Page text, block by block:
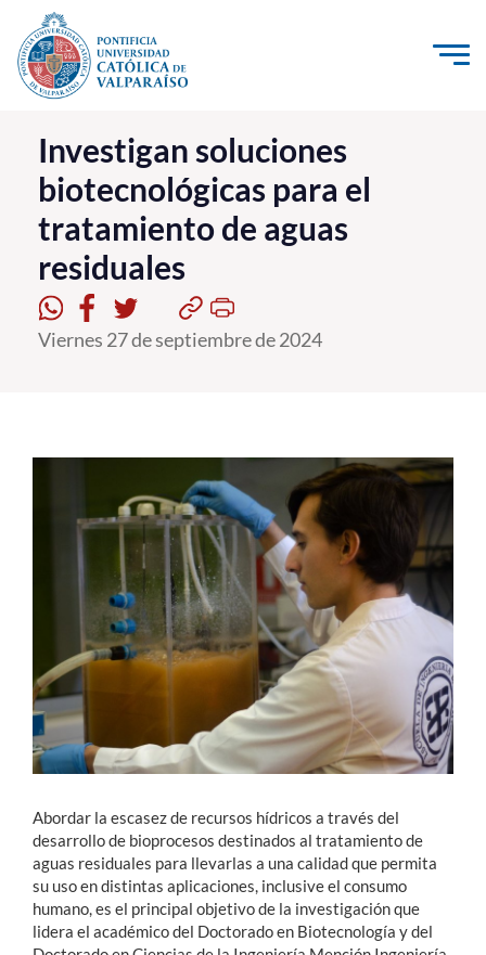
Click acá para ir directamente al contenido
La Universidad
Investigación, Creación e Innovación
PUCV Internacional
Vinculación con el Medio
Admisión
Estudiantes
Académicos
Funcionarios
Alumni
English
Investigan soluciones
biotecnológicas para el
tratamiento de aguas
residuales
Viernes 27 de septiembre de 2024
Abordar la escasez de recursos hídricos a través del
desarrollo de bioprocesos destinados al tratamiento de
aguas residuales para llevarlas a una calidad que permita
su uso en distintas aplicaciones, inclusive el consumo
humano, es el principal objetivo de la investigación que
lidera el académico del Doctorado en Biotecnología y del